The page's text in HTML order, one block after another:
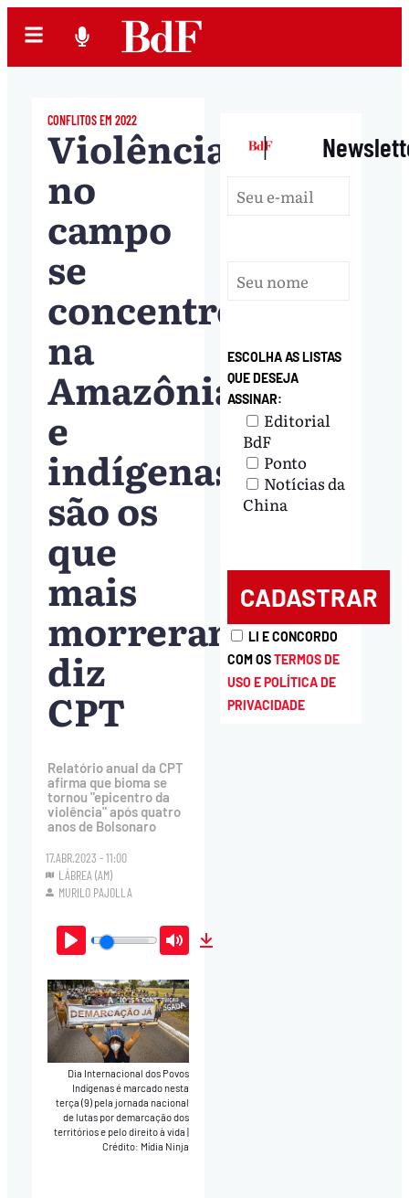
CONFLITOS EM 2022
Violência
no
campo
se
concentrou
na
Amazônia
e
indígenas
são os
que
mais
morreram,
diz
CPT
Relatório anual da CPT
afirma que bioma se
tornou "epicentro da
violência" após quatro
anos de Bolsonaro
17.ABR.2023 - 11:00
LÁBREA (AM)
MURILO PAJOLLA
Play Mute
Dia Internacional dos Povos
Indígenas é marcado nesta
terça (9) pela jornada nacional
de lutas por demarcação dos
territórios e pelo direito à vida|
Crédito: Mídia Ninja
|
ESCOLHA AS LISTAS
QUE DESEJA
ASSINAR:
Editorial
BdF
Ponto
Notícias da
China
LI E CONCORDO
COM OSTERMOS DE
USO E POLÍTICA DE
PRIVACIDADE